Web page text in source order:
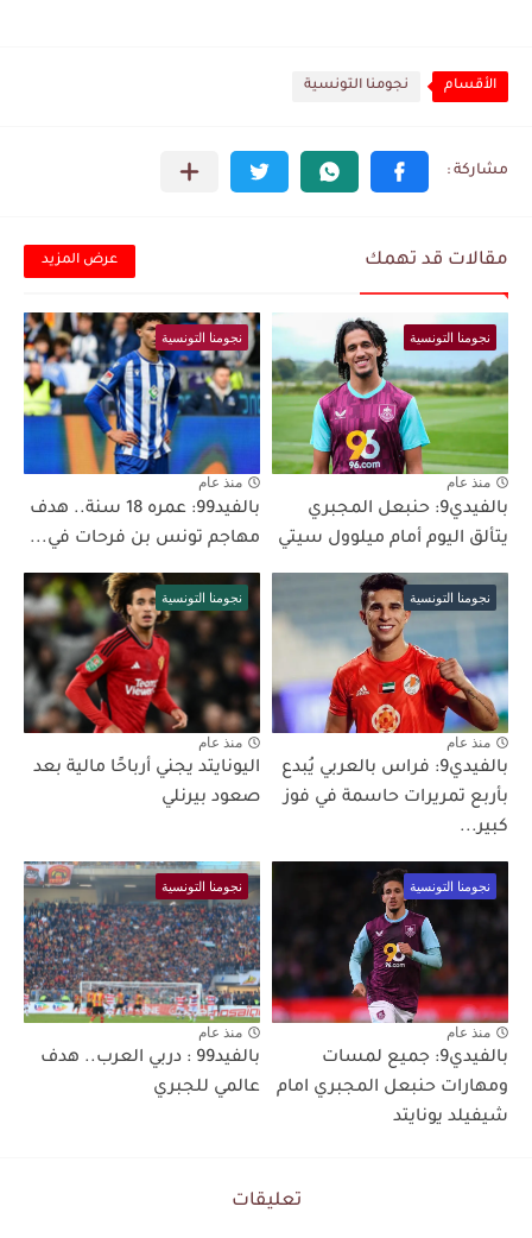
الأقسام نجومنا التونسية
مقالات قد تهمك عرض المزيد
نجومنا التونسية
منذ عام
بالفيدي9: حنبعل المجبري
يتألق اليوم أمام ميلوول سيتي
نجومنا التونسية
منذ عام
بالفيد99: عمره 18 سنة.. هدف
مهاجم تونس بن فرحات في...
نجومنا التونسية
منذ عام
بالفيدي9: فراس بالعربي يُبدع
بأربع تمريرات حاسمة في فوز
كبير...
نجومنا التونسية
منذ عام
اليونايتد يجني أرباحًا مالية بعد
صعود بيرنلي
نجومنا التونسية
منذ عام
بالفيدي9: جميع لمسات
ومهارات حنبعل المجبري امام
شيفيلد يونايتد
نجومنا التونسية
منذ عام
بالفيد99 : دربي العرب.. هدف
عالمي للجبري
تعليقات